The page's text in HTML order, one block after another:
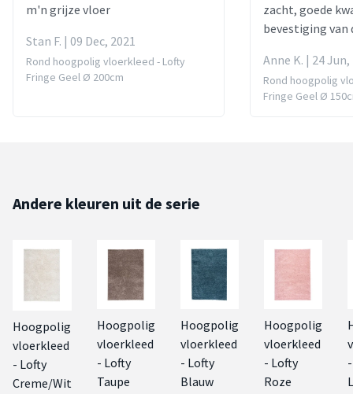
m'n grijze vloer
Stan F. | 09 Dec, 2021
Rond hoogpolig vloerkleed - Lofty
Fringe Geel Ø 200cm
zacht, goede
bevestiging van
Anne K. | 24 Jun,
Rond hoogpolig
Fringe Geel Ø
Andere kleuren uit de serie
Hoogpolig
vloerkleed
- Lofty
Creme/Wit
Hoogpolig
vloerkleed
- Lofty
Taupe
Hoogpolig
vloerkleed
- Lofty
Blauw
Hoogpolig
vloerkleed
- Lofty
Roze